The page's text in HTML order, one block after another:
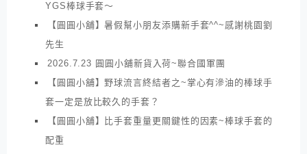
YGS棒球手套～
【圓圓小舖】暑假幫小朋友添購新手套^^~感謝桃園劉
先生
2026.7.23 圓圓小舖新貨入荷~聯合國軍團
【圓圓小舖】野球流言終結者之~掌心有滲油的棒球手
套一定是放比較久的手套？
【圓圓小舖】比手套重量更關鍵性的因素~棒球手套的
配重